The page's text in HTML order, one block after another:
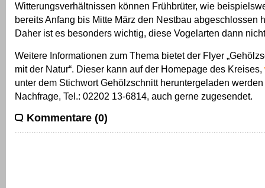
Witterungsverhältnissen können Frühbrüter, wie
bereits Anfang bis Mitte März den Nestbau abgeschlossen
Daher ist es besonders wichtig, diese Vogelarten dann
Weitere Informationen zum Thema bietet der Flyer
mit der Natur“. Dieser kann auf der Homepage des Kreises,
unter dem Stichwort Gehölzschnitt heruntergeladen
Nachfrage, Tel.: 02202 13-6814, auch gerne zugesendet.
Kommentare (0)